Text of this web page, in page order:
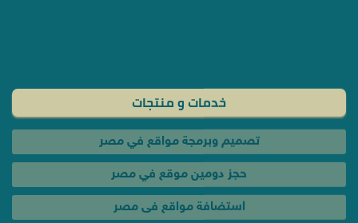
تصميم وبرمجة مواقع في مصر
حجز دومين موقع في مصر
استضافة مواقع فى مصر
تصميم متجر الكتروني فردي في مصر